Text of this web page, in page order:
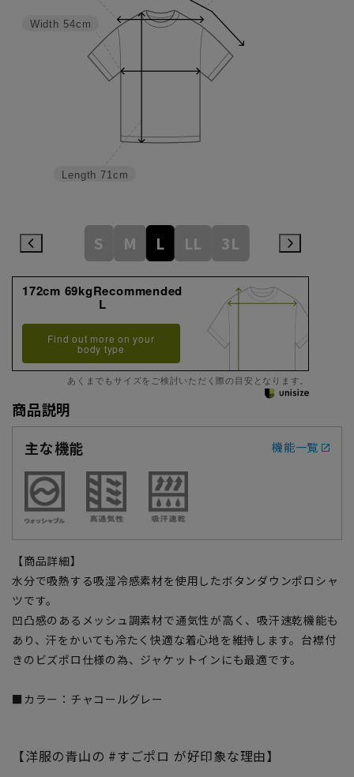
Length 71cm
Width 54cm
S M L LL 3L
172cm 69kgRecommended
L
Find out more on your
body type
あくまでもサイズをご検討いただく際の目安となります。
商品説明
主な機能
機能一覧
【商品詳細】
水分で吸熱する吸湿冷感素材を使用したボタンダウンポロシャ
ツです。
凹凸感のあるメッシュ調素材で通気性が高く、吸汗速乾機能も
あり、汗をかいても冷たく快適な着心地を維持します。台襟付
きのビズポロ仕様の為、ジャケットインにも最適です。
■カラー：チャコールグレー
【洋服の青山の #すごポロ が好印象な理由】